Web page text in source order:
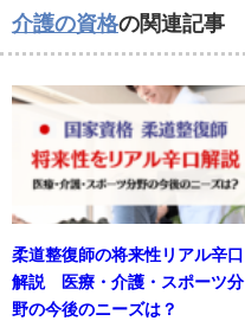
介護の資格の関連記事
柔道整復師の将来性リアル辛口
解説 医療・介護・スポーツ分
野の今後のニーズは？